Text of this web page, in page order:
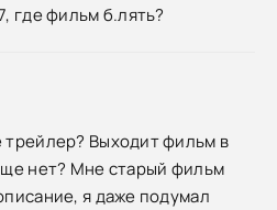
где фильм б.лять?
трейлер? Выходит фильм в
нет? Мне старый фильм
я даже подумал